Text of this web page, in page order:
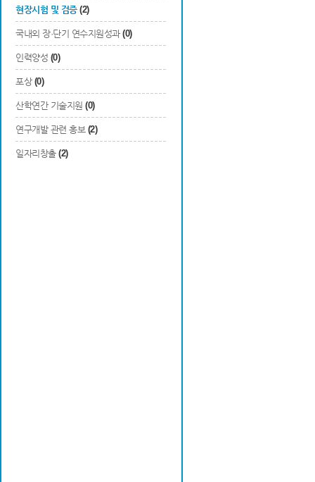
현장시험 및 검증 (2)
국내외 장·단기 연수지원성과 (0)
인력양성 (0)
포상 (0)
산학연간 기술지원 (0)
연구개발 관련 홍보 (2)
일자리창출 (2)